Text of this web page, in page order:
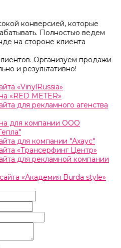
конверсией, которые
Полностью ведем
на стороне клиента
Организуем продажи
и результативно!
«VinylRussia»
«RED METER»
для рекламного агенства
для компании ООО
для компании "Ахаус"
«Трансерфинг Центр»
для рекламной компании
«Академия Burda style»